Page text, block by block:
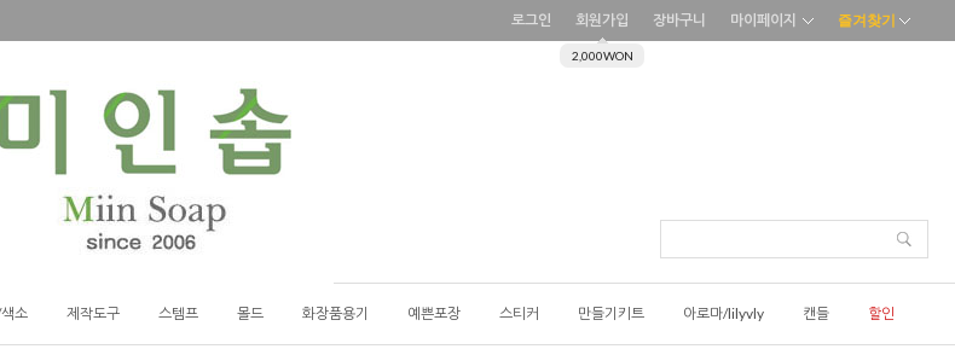
로그인 회원가입
2,000WON
장바구니 마이페이지 즐겨찾기
소 제작도구 스템프 몰드 화장품용기 예쁜포장 스티커 만들기키트 아로마/lilyvly 캔들 할인